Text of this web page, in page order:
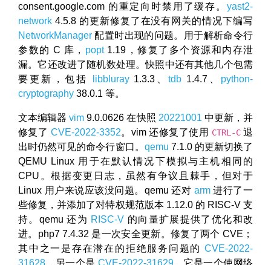
consent.google.com 的重定向时禁用了缓存。 yast2-
network 4.5.8 的更新修复了在没有网关的情况下编写
NetworkManager 配置时出现的问题。用于解析命令行
参数的 C 库， popt1.19，修复了多个资源和内存泄
漏。它还改进了随机数处理。快照中还有其他几个包需
要更新，包括
libbluray1.3.3、tdb 1.4.7、 python-
cryptography 38.0.1 等。
文本编辑器vim 9.0.0626 在快照 20221001 中更新，并
修复了 CVE-2022-3352。vim 还修复了使用 CTRL-C退
出时仍然可见的命令行窗口。 qemu 7.1.0 的更新切换了
QEMU Linux 用于在默认情况下模拟与主机相同的
CPU。根据变更日志，虽然有争议且棘手，但对于
Linux 用户来说应该没问题。qemu 还对 arm进行了一
些修复，并添加了对特权规范版本 1.12.0 的 RISC-V 支
持。qemu 还为 RISC-V 的向量扩展提供了优化和改
进。php7 7.4.32 是一次安全更新。修复了两个 CVE；
其中之一是存在潜在的拒绝服务问题的 CVE-2022-
31628 ，另一个是 CVE-2022-31629，它是一个使网络